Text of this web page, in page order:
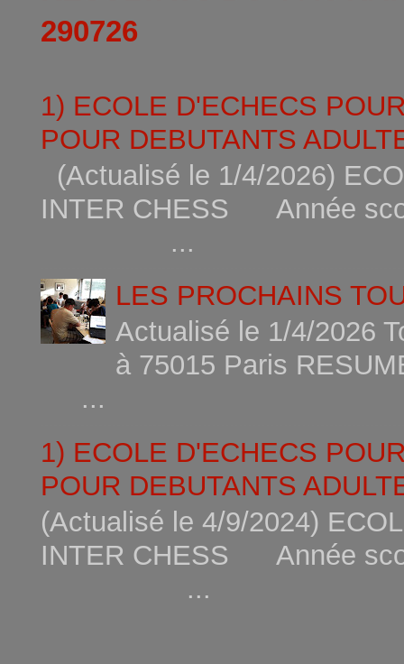
290726
1) ECOLE D'ECHECS
POUR DEBUTANTS
(Actualisé le 1/4/2026)
INTER CHESS Année
...
LES PROCHAINS
Actualisé le 1/4/2026
à 75015
...
1) ECOLE D'ECHECS
POUR DEBUTANTS
(Actualisé le 4/9/2024)
INTER CHESS Année
...